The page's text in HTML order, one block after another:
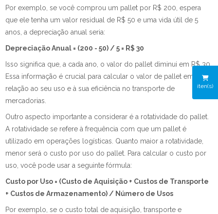
iten(s)
Por exemplo, se você comprou um pallet por R$ 200, espera
que ele tenha um valor residual de R$ 50 e uma vida útil de 5
anos, a depreciação anual seria:
Depreciação Anual = (200 - 50) / 5 = R$ 30
Isso significa que, a cada ano, o valor do pallet diminui em R$ 30.
Essa informação é crucial para calcular o valor de pallet em
relação ao seu uso e à sua eficiência no transporte de
mercadorias.
Outro aspecto importante a considerar é a rotatividade do pallet.
A rotatividade se refere à frequência com que um pallet é
utilizado em operações logísticas. Quanto maior a rotatividade,
menor será o custo por uso do pallet. Para calcular o custo por
uso, você pode usar a seguinte fórmula:
Custo por Uso = (Custo de Aquisição + Custos de Transporte
+ Custos de Armazenamento) / Número de Usos
Por exemplo, se o custo total de aquisição, transporte e